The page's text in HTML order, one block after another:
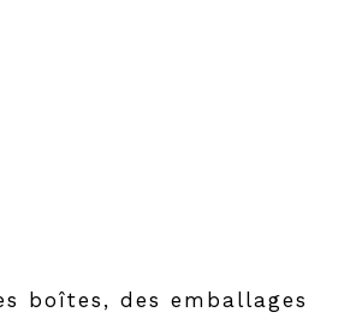
boîtes, des emballages